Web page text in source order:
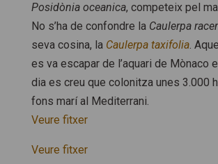
Posidònia oceanica, competeix pel
No s’ha de confondre la Caulerpa
seva cosina, la Caulerpa taxifolia.
es va escapar de l’aquari de Mònaco
dia es creu que colonitza unes 3.000
fons marí al Mediterrani.
Veure fitxer
Veure fitxer